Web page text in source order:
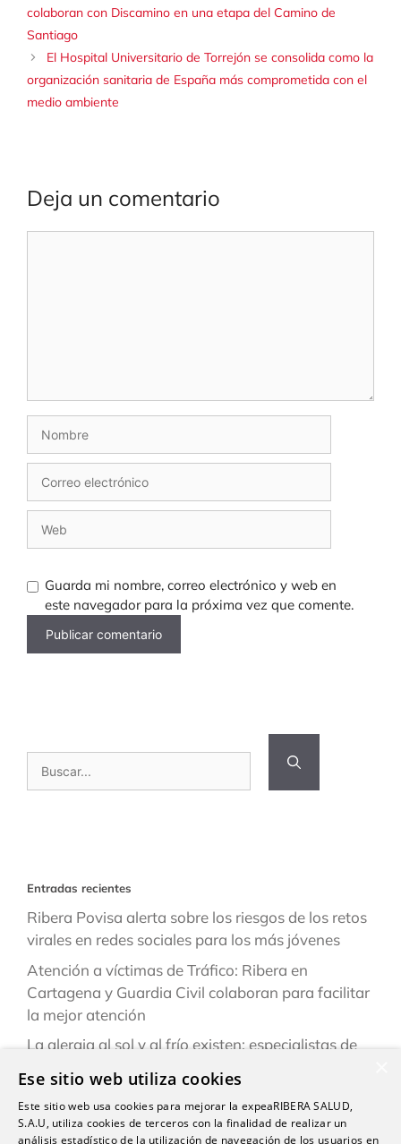
colaboran con Discamino en una etapa del Camino de
Santiago
El Hospital Universitario de Torrejón se consolida como la
organización sanitaria de España más comprometida con el
medio ambiente
Deja un comentario
Nombre
Correo
electrónico
Web
Guarda mi nombre, correo electrónico y web en
este navegador para la próxima vez que comente.
Entradas recientes
Ribera Povisa alerta sobre los riesgos de los retos
virales en redes sociales para los más jóvenes
Atención a víctimas de Tráfico: Ribera en
Cartagena y Guardia Civil colaboran para facilitar
la mejor atención
La alergia al sol y al frío existen: especialistas de
este verano
“Una persona puede estar infestada y contagiar a
Ese sitio web utiliza cookies
Este sitio web usa cookies para mejorar la expeaRIBERA SALUD,
S.A.U, utiliza cookies de terceros con la finalidad de realizar un
análisis estadístico de la utilización de navegación de los usuarios en